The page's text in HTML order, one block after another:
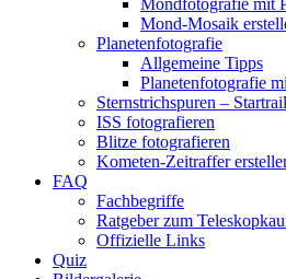
Mond-Mosaik
Planetenfotografie
Allgemeine Tipps
Planetenfotografie
Sternstrichspuren –
ISS fotografieren
Blitze fotografieren
Kometen-Zeitraffer
FAQ
Fachbegriffe
Ratgeber zum
Offizielle Links
Quiz